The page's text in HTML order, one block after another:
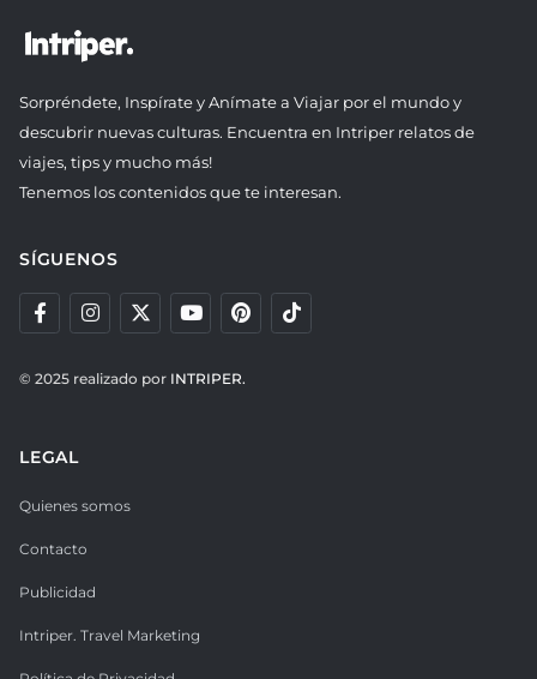
Sorpréndete, Inspírate y Anímate a Viajar por el mundo y
descubrir nuevas culturas. Encuentra en Intriper relatos de
viajes, tips y mucho más!
Tenemos los contenidos que te interesan.
SÍGUENOS
© 2025 realizado por INTRIPER.
LEGAL
Quienes somos
Contacto
Publicidad
Intriper. Travel Marketing